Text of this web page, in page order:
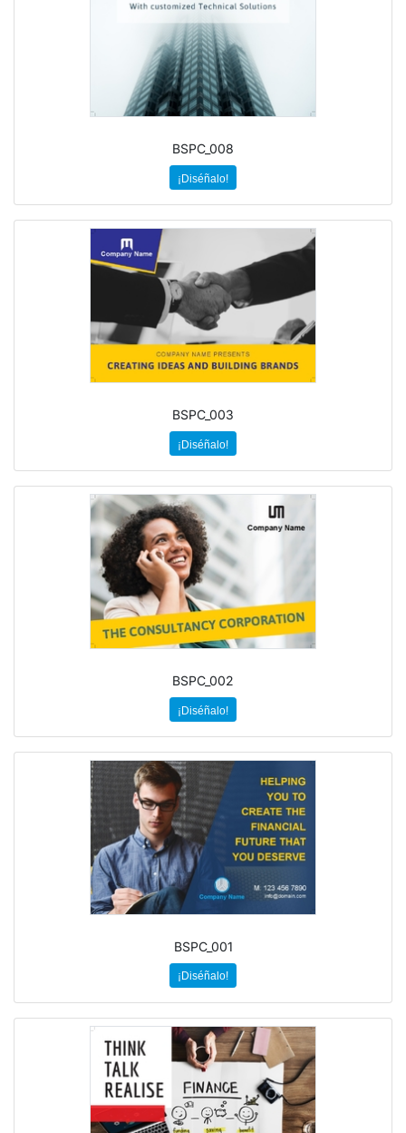
BSPC_008
¡Diséñalo!
BSPC_003
¡Diséñalo!
BSPC_002
¡Diséñalo!
BSPC_001
¡Diséñalo!